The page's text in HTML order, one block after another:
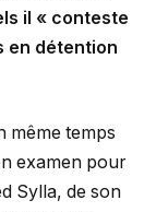
il « conteste
en détention
même temps
examen pour
Sylla, de son